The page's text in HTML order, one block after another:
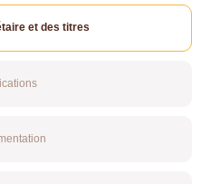
et des titres